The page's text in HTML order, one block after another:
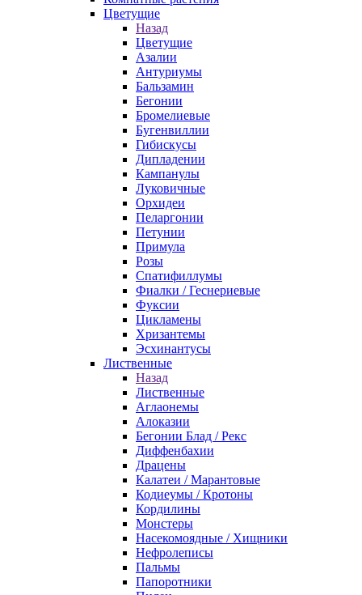
Цветущие
Назад
Цветущие
Азалии
Антуриумы
Бальзамин
Бегонии
Бромелиевые
Бугенвиллии
Гибискусы
Дипладении
Кампанулы
Луковичные
Орхидеи
Пеларгонии
Петунии
Примула
Розы
Спатифиллумы
Фиалки / Геснериевые
Фуксии
Цикламены
Хризантемы
Эсхинантусы
Лиственные
Назад
Лиственные
Аглаонемы
Алоказии
Бегонии Блад / Рекс
Диффенбахии
Драцены
Калатеи / Марантовые
Кодиеумы / Кротоны
Кордилины
Монстеры
Насекомоядные / Хищники
Нефролеписы
Пальмы
Папоротники